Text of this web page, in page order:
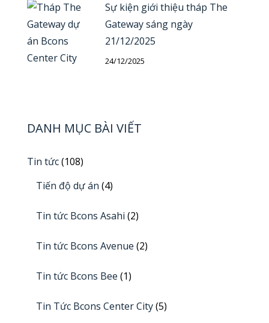
Sự kiện giới thiệu tháp The
Gateway sáng ngày
21/12/2025
24/12/2025
DANH MỤC BÀI VIẾT
Tin tức(108)
Tiến độ dự án (4)
Tin tức Bcons Asahi (2)
Tin tức Bcons Avenue (2)
Tin tức Bcons Bee (1)
Tin Tức Bcons Center City(5)